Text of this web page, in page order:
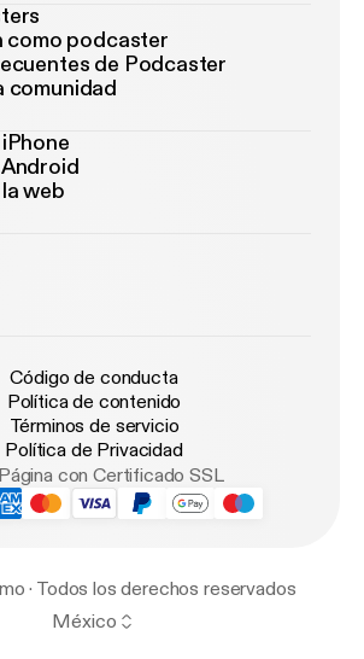
como podcaster
de Podcaster
comunidad
web
Código de conducta
Política de contenido
Términos de servicio
Política de Privacidad
Página con Certificado SSL
· Todos los derechos reservados
México